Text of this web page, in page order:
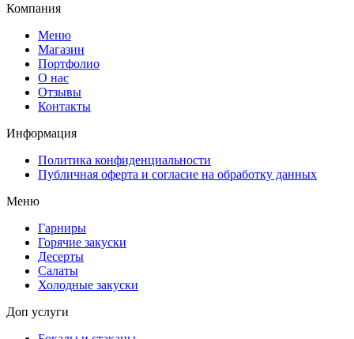
Компания
Меню
Магазин
Портфолио
О нас
Отзывы
Контакты
Информация
Политика конфиденциальности
Публичная оферта и согласие на обработку данных
Меню
Гарниры
Горячие закуски
Десерты
Салаты
Холодные закуски
Доп услуги